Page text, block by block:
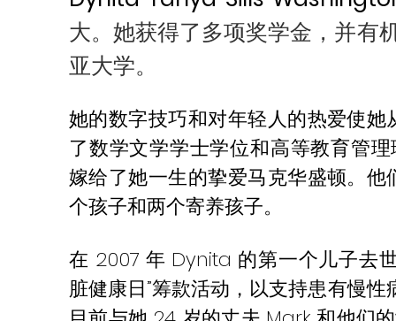
大。她获得了多项奖学金，并有
亚大学。
她的数字技巧和对年轻人的热爱使
了数学文学学士学位和高等教育管
嫁给了她一生的挚爱马克华盛顿。
个孩子和两个寄养孩子。
在 2007 年 Dynita 的第一个儿子去
脏健康日”筹款活动，以支持患有慢